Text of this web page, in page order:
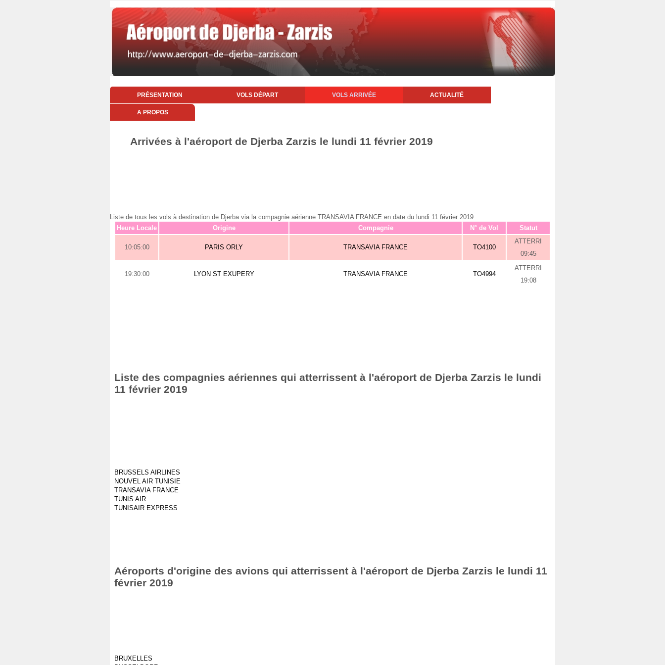
PRÉSENTATION VOLS DÉPART VOLS ARRIVÉE ACTUALITÉ
A PROPOS
Arrivées à l'aéroport de Djerba Zarzis le lundi 11 février 2019
Liste de tous les vols à destination de Djerba via la compagnie aérienne TRANSAVIA FRANCE en date du lundi 11 février 2019
Heure Locale
Origine Compagnie N° de Vol Statut
10:05:00 PARIS ORLY TRANSAVIA FRANCE TO4100
ATTERRI
09:45
19:30:00 LYON ST EXUPERY TRANSAVIA FRANCE TO4994
ATTERRI
19:08
Liste des compagnies aériennes qui atterrissent à l'aéroport de Djerba Zarzis le lundi
11 février 2019
BRUSSELS AIRLINES
NOUVEL AIR TUNISIE
TRANSAVIA FRANCE
TUNIS AIR
TUNISAIR EXPRESS
Aéroports d'origine des avions qui atterrissent à l'aéroport de Djerba Zarzis le lundi 11
février 2019
BRUXELLES